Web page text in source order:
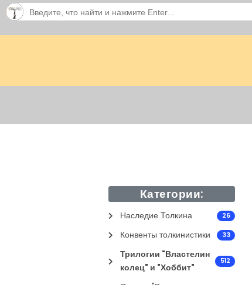
Категории:
Наследие Толкина 26
Конвенты толкинистики 33
Трилогии "Властелин
колец" и "Хоббит"
512